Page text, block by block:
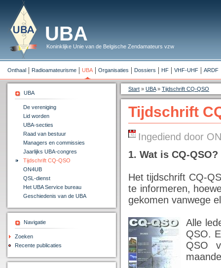
UBA
Koninklijke Unie van de Belgische Zendamateurs vzw
Onthaal Radioamateurisme UBA Organisaties Dossiers HF VHF-UHF ARDF
UBA
De vereniging
Lid worden
UBA-secties
Raad van bestuur
Managers en commissies
Jaarlijks UBA-congres
Tijdschrift CQ-QSO
ON4UB
QSL-dienst
Het UBA Service bureau
Geschiedenis van de UBA
Navigatie
Zoeken
Recente publicaties
Start » UBA» Tijdschrift CQ-QSO
Tijdschrift
Ingediend door
1. Wat is CQ-QSO?
Het tijdschrift CQ-
te informeren,
gekomen vanwege
Alle
QSO.
QSO